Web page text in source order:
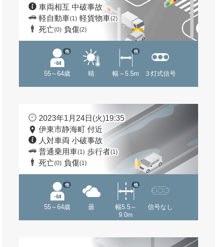
車両相互 中破事故
軽自動車(1) 軽貨物車(2)
死亡(0) 負傷(2)
55～64歳
他
晴 幅～5.5m
他
３灯式信号
2023年1月24日(火)19:35
伊東市静海町 付近
人対車両 小破事故
普通乗用車(1) 歩行者(1)
死亡(0) 負傷(1)
55～64歳
他
曇
幅5.5～
9.0m
他
信号なし